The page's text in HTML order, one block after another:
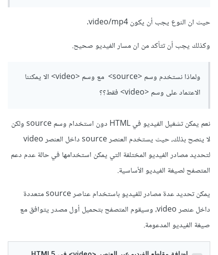
حيث ان النوع يجب أن يكون video/mp4.
وكذلك يجب أن تتأكد من ان مسار الفيديو صحيح.
ولماذا نستخدم وسم <source> مع وسم <video> الا يمكننا
الاعتماد على وسم <video> فقط؟؟
نعم يمكن تشغيل الفيديو في HTML دون استخدام وسم source ولكن
لا ينصح بذلك، حيث يستخدم العنصر source داخل العنصر video
لتحديد مصادر الفيديو المختلفة التي يمكن استخدامها في حالة عدم دعم
المتصفح لصيغة الفيديو الأساسية.
يمكن تحديد عدة مصادر للفيديو باستخدام عناصر source متعددة
داخل عنصر video، وسيقوم المتصفح بتحميل أول مصدر يتوافق مع
صيغة الفيديو المدعومة.